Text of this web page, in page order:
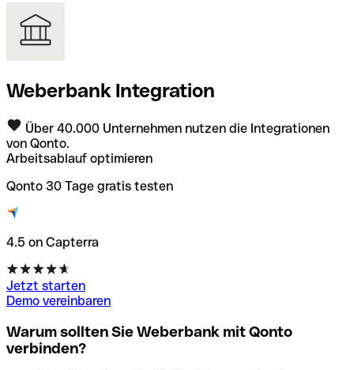
Weberbank Integration
Über 40.000 Unternehmen nutzen die Integrationen
von Qonto.
Arbeitsablauf optimieren
Qonto 30 Tage gratis testen
4.5 on Capterra
Jetzt starten
Demo vereinbaren
Warum sollten Sie Weberbank mit Qonto
verbinden?